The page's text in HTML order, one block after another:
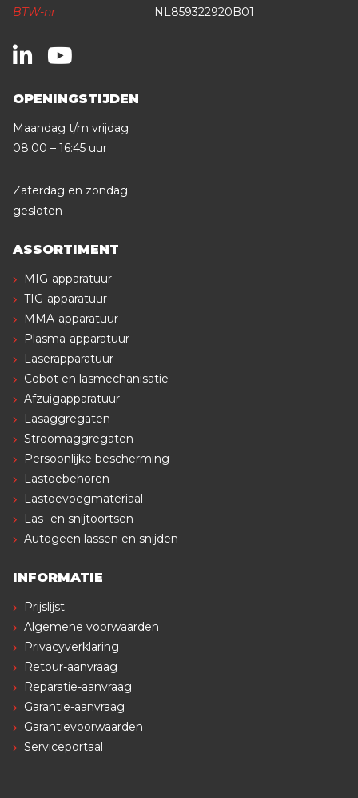
BTW-nr
NL859322920B01
OPENINGSTIJDEN
Maandag t/m vrijdag
08:00 – 16:45 uur
Zaterdag en zondag
gesloten
ASSORTIMENT
MIG-apparatuur
TIG-apparatuur
MMA-apparatuur
Plasma-apparatuur
Laserapparatuur
Cobot en lasmechanisatie
Afzuigapparatuur
Lasaggregaten
Stroomaggregaten
Persoonlijke bescherming
Lastoebehoren
Lastoevoegmateriaal
Las- en snijtoortsen
Autogeen lassen en snijden
INFORMATIE
Prijslijst
Algemene voorwaarden
Privacyverklaring
Retour-aanvraag
Reparatie-aanvraag
Garantie-aanvraag
Garantievoorwaarden
Serviceportaal